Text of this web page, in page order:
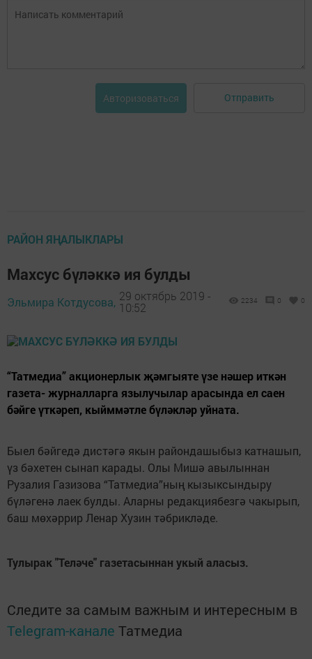
Авторизоваться Отправить
РАЙОН ЯҢАЛЫКЛАРЫ
Махсус бүләккә ия булды
Эльмира Котдусова, 29 октябрь 2019 -
10:52
2234 0 0
“Татмедиа” акционерлык җәмгыяте үзе нәшер иткән
газета- журналларга язылучылар арасында ел саен
бәйге үткәреп, кыйммәтле бүләкләр уйната.
Быел бәйгедә дистәгә якын райондашыбыз катнашып,
үз бәхетен сынап карады. Олы Мишә авылыннан
Рузалия Газизова “Татмедиа”ның кызыксындыру
бүләгенә лаек булды. Аларны редакциябезгә чакырып,
баш мөхәррир Ленар Хузин тәбрикләде.
Тулырак "Теләче" газетасыннан укый аласыз.
Следите за самым важным и интересным в
Telegram-канале Татмедиа